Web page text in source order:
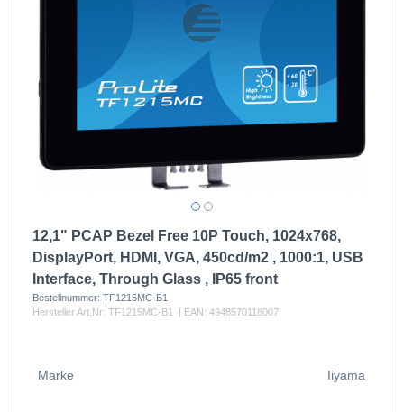
12,1" PCAP Bezel Free 10P Touch, 1024x768,
DisplayPort, HDMI, VGA, 450cd/m2 , 1000:1, USB
Interface, Through Glass , IP65 front
Bestellnummer: TF1215MC-B1
Hersteller Art.Nr: TF1215MC-B1 | EAN: 4948570118007
Marke Iiyama